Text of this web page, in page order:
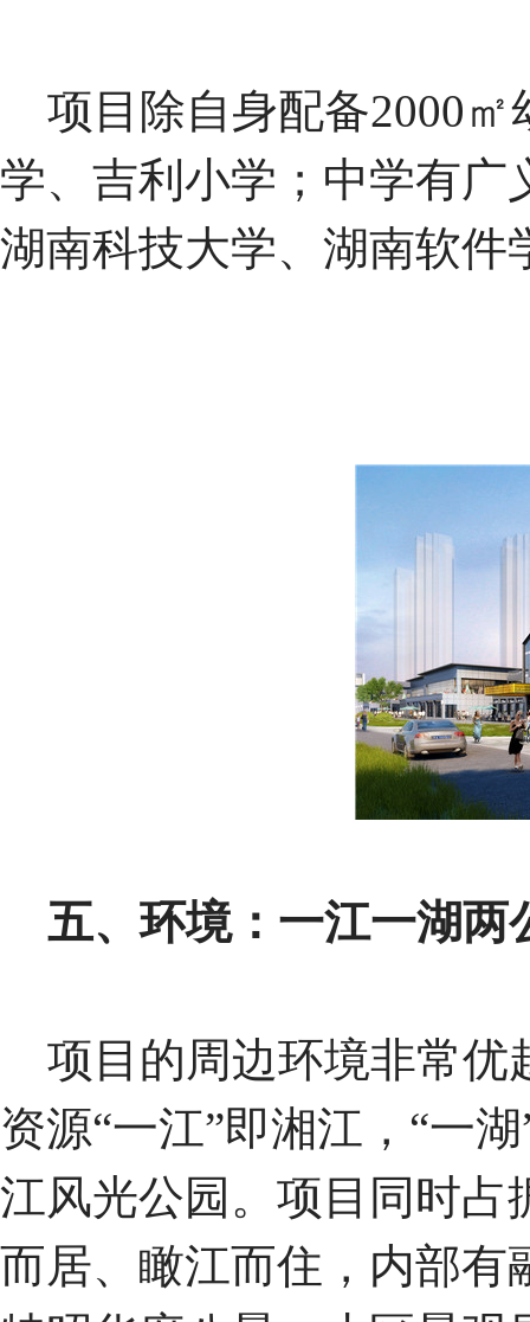
项目除自身配备2000㎡
学、吉利小学；中学有广
湖南科技大学、湖南软件
五、环境：一江一湖两
项目的周边环境非常优
资源“一江”即湘江，“一
江风光公园。项目同时占
而居、瞰江而住，内部有